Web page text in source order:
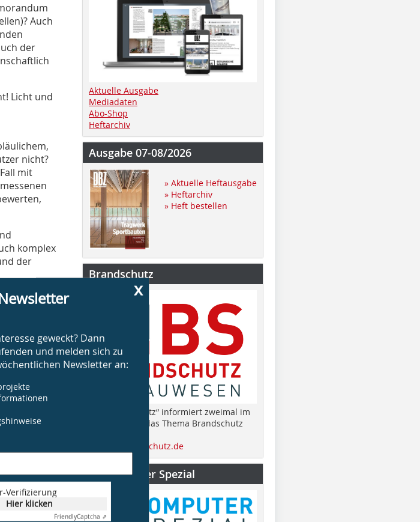
Auch
der
Licht und
nicht?
mit
komplex
der
Urteil
wertvolle
Dies
wir die
ein
aus
im
mit
Gewinn
und das
x
geweckt? Dann
und melden sich zu
Newsletter an:
Verifizierung
Hier klicken
FriendlyCaptcha ⇗
Aktuelle Ausgabe
Mediadaten
Abo-Shop
Heftarchiv
Ausgabe 07-08/2026
» Aktuelle Heftausgabe
» Heftarchiv
» Heft bestellen
Brandschutz
„BS Brandschutz“ informiert zweimal im
Jahr rund um das Thema Brandschutz
www.bsbrandschutz.de
CS Computer Spezial